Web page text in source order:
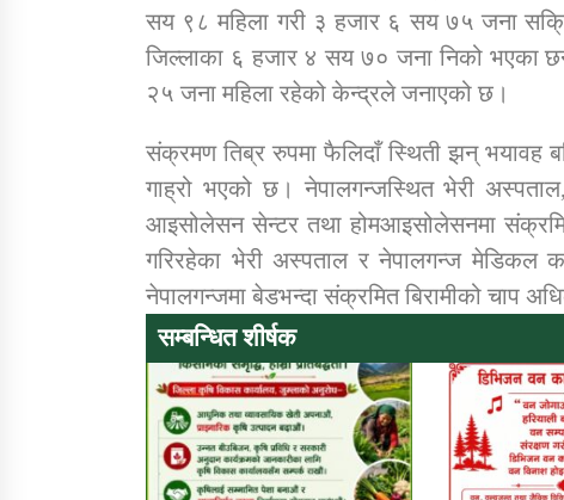
सय ९८ महिला गरी ३ हजार ६ सय ७५ जना
जिल्लाका ६ हजार ४ सय ७० जना निको
२५ जना महिला रहेको केन्द्रले जनाएको छ।
संक्रमण तिब्र रुपमा फैलिदाँ स्थिती झन् भयावह
गाह्रो भएको छ। नेपालगन्जस्थित भेरी
आइसोलेसन सेन्टर तथा होमआइसोलेसनमा
गरिरहेका भेरी अस्पताल र नेपालगन्ज मेडिकल
नेपालगन्जमा बेडभन्दा संक्रमित बिरामीको चाप
सम्बन्धित शीर्षक